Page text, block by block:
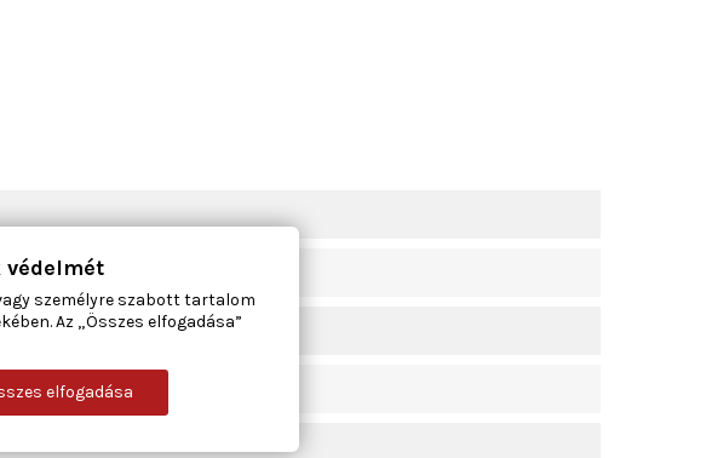
személyre szabott tartalom
Az „Összes elfogadása”
elfogadása